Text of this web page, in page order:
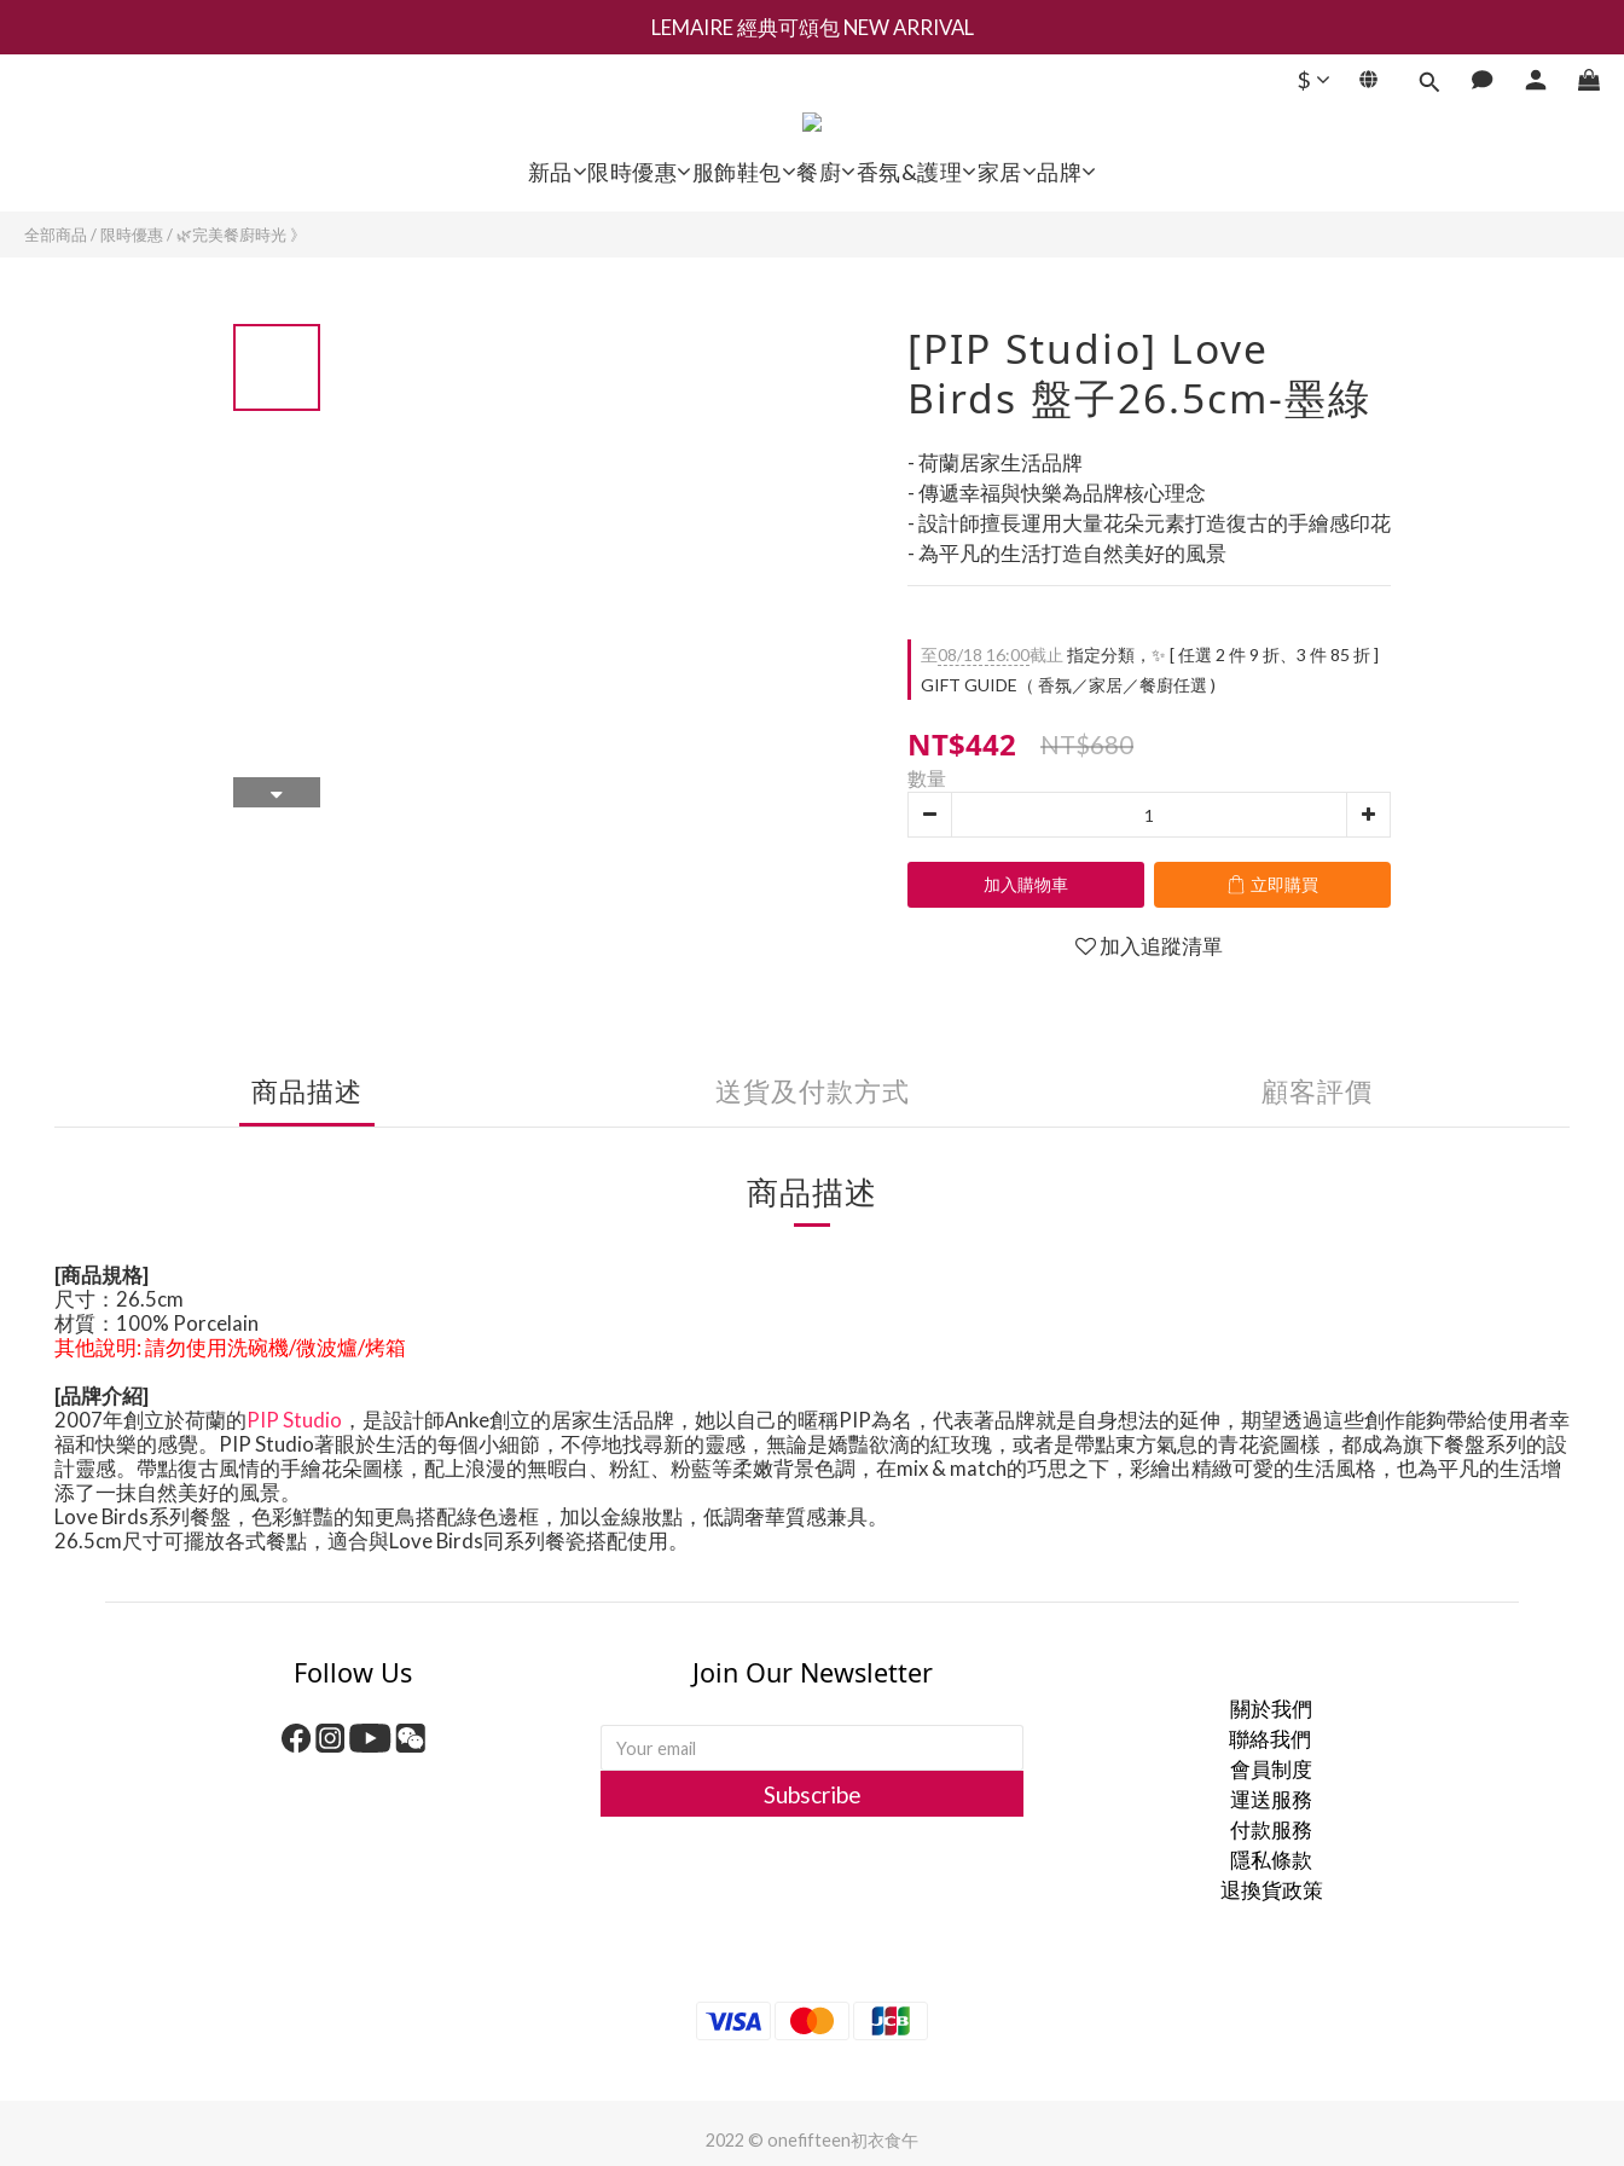
新會員募集現領抵用千元購物金
LEMAIRE 經典可頌包 NEW ARRIVAL
新會員募集現領抵用千元購物金
$
新品 限時優惠 服飾鞋包 餐廚 香氛&護理 家居 品牌
全部商品 / 限時優惠 / 🌿完美餐廚時光 》
[PIP Studio] Love
Birds 盤子26.5cm-墨綠
- 荷蘭居家生活品牌
- 傳遞幸福與快樂為品牌核心理念
- 設計師擅長運用大量花朵元素打造復古的手繪感印花
- 為平凡的生活打造自然美好的風景
至08/18 16:00截止 指定分類，✨ [ 任選 2 件 9 折、3 件 85 折 ]
GIFT GUIDE（ 香氛／家居／餐廚任選 )
NT$442 NT$680
數量
加入購物車 立即購買
加入追蹤清單
商品描述 送貨及付款方式 顧客評價
商品描述
[商品規格]
尺寸：26.5cm
材質：100% Porcelain
其他說明:請勿使用洗碗機/微波爐/烤箱
[品牌介紹]
2007年創立於荷蘭的PIP Studio ，是設計師Anke創立的居家生活品牌，她以自己的暱稱PIP為名，代表著品牌就是自身想法的延伸，期望透過這些創作能夠帶給使用者幸
福和快樂的感覺。 PIP Studio著眼於生活的每個小細節，不停地找尋新的靈感，無論是嬌豔欲滴的紅玫瑰，或者是帶點東方氣息的青花瓷圖樣，都成為旗下餐盤系列的設
計靈感。帶點復古風情的手繪花朵圖樣，配上浪漫的無暇白、粉紅、粉藍等柔嫩背景色調，在mix & match的巧思之下，彩繪出精緻可愛的生活風格，也為平凡的生活增
添了一抹自然美好的風景。
Love Birds系列餐盤，色彩鮮豔的知更鳥搭配綠色邊框，加以金線妝點，低調奢華質感兼具。
26.5cm尺寸可擺放各式餐點，適合與Love Birds同系列餐瓷搭配使用。
立即購買
Follow Us Join Our Newsletter
Subscribe
關於我們
聯絡我們
會員制度
運送服務
付款服務
隱私條款
退換貨政策
2022 © onefifteen初衣食午